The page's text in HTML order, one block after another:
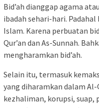
Bid’ah dianggap agama
ibadah sehari-hari. Padahal
Islam. Karena perbuatan
Qur’an dan As-Sunnah.
mengharamkan bid’ah.
Selain itu, termasuk
yang diharamkan dalam Al-
kezhaliman, korupsi, suap,